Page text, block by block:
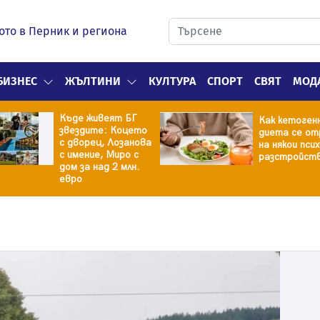
в Перник и региона
ЖЪЛТИНИ КУЛТУРА СПОРТ СВЯТ
Къде живеят БГ
звездите: Коцето
с дворец, Лозанова
с имение, Миро с
дом за над 2 млн.
евро
Как
диета се
на някои